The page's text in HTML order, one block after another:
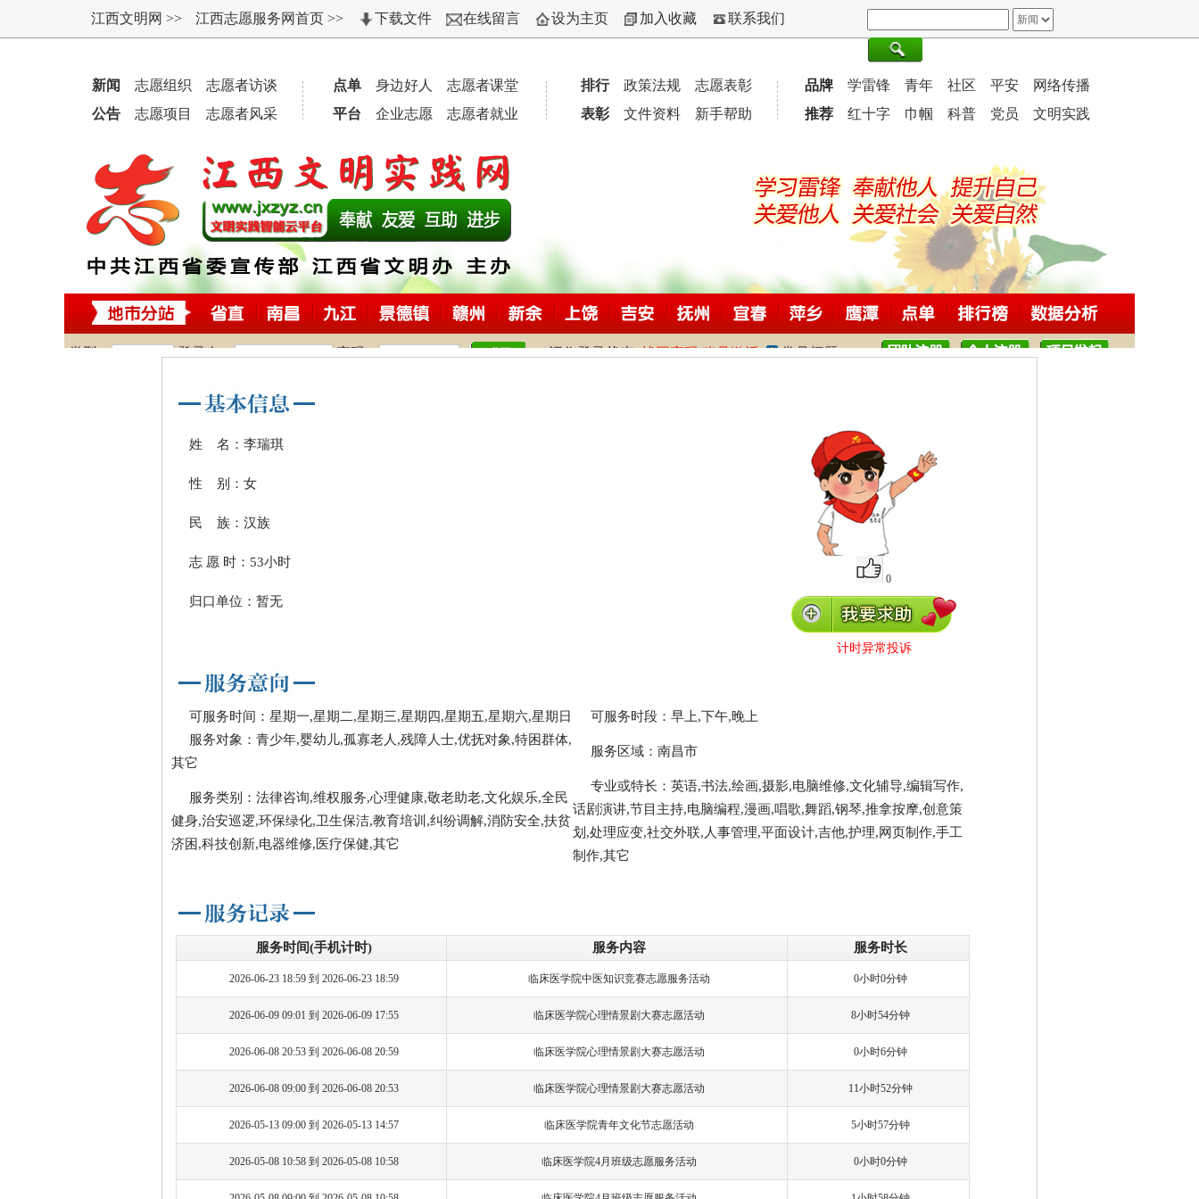
姓 名：李瑞琪
0
计时异常投诉
性 别：女
民 族：汉族
志 愿 时：53小时
归口单位：暂无
可服务时间：星期一,星期二,星期三,星期四,星期五,星期六,星期日
可服务时段：早上,下午,晚上
服务对象：青少年,婴幼儿,孤寡老人,残障人士,优抚对象,特困群体,
其它
服务区域：南昌市
服务类别：法律咨询,维权服务,心理健康,敬老助老,文化娱乐,全民
健身,治安巡逻,环保绿化,卫生保洁,教育培训,纠纷调解,消防安全,扶贫
济困,科技创新,电器维修,医疗保健,其它
专业或特长：英语,书法,绘画,摄影,电脑维修,文化辅导,编辑写作,
话剧演讲,节目主持,电脑编程,漫画,唱歌,舞蹈,钢琴,推拿按摩,创意策
划,处理应变,社交外联,人事管理,平面设计,吉他,护理,网页制作,手工
制作,其它